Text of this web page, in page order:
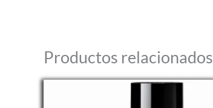
Productos relacionados